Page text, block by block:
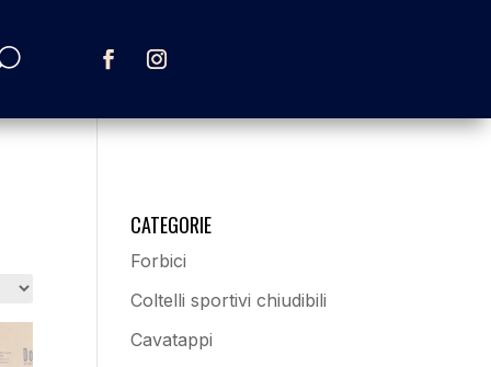
CATEGORIE
Forbici
Coltelli sportivi chiudibili
Cavatappi